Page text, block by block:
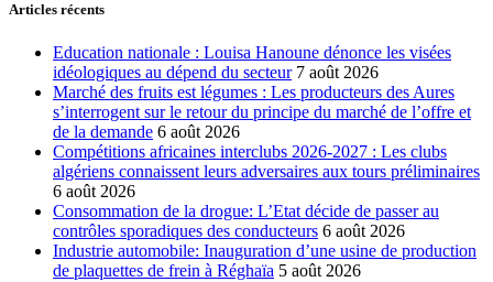
Articles récents
Education nationale : Louisa Hanoune dénonce les visées
idéologiques au dépend du secteur 7 août 2026
Marché des fruits est légumes : Les producteurs des Aures
s’interrogent sur le retour du principe du marché de l’offre et
de la demande 6 août 2026
Compétitions africaines interclubs 2026-2027 : Les clubs
algériens connaissent leurs adversaires aux tours préliminaires
6 août 2026
Consommation de la drogue: L’Etat décide de passer au
contrôles sporadiques des conducteurs 6 août 2026
Industrie automobile: Inauguration d’une usine de production
de plaquettes de frein à Réghaïa 5 août 2026